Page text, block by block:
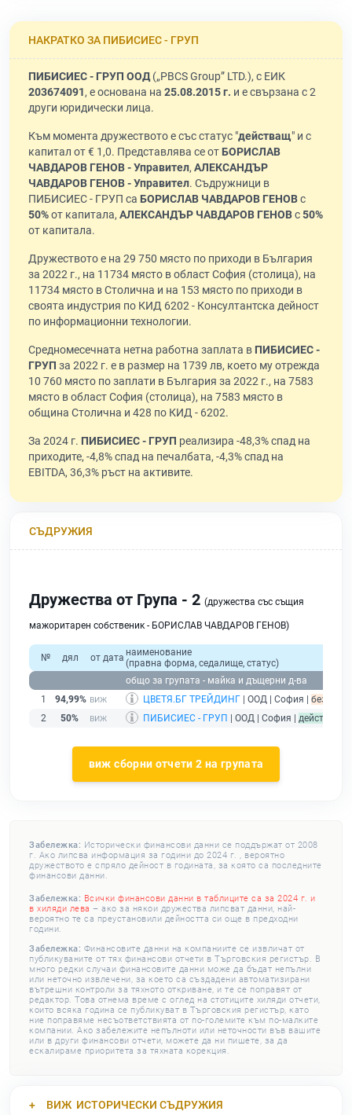
НАКРАТКО ЗА ПИБИСИЕС - ГРУП
ПИБИСИЕС - ГРУП ООД(„PBCS Group” LTD.), с ЕИК
203674091, е основана на 25.08.2015 г. и е свързана с 2
други юридически лица.
Към момента дружеството е със статус "действащ" и с
капитал от € 1,0. Представлява се отБОРИСЛАВ
ЧАВДАРОВ ГЕНОВ - Управител, АЛЕКСАНДЪР
ЧАВДАРОВ ГЕНОВ - Управител. Съдружници в
ПИБИСИЕС - ГРУП са БОРИСЛАВ ЧАВДАРОВ ГЕНОВс
50%от капитала, АЛЕКСАНДЪР ЧАВДАРОВ ГЕНОВс50%
от капитала.
Дружеството е на 29 750 място по приходи в България
за 2022 г., на 11734 място в област София (столица), на
11734 място в Столична и на 153 място по приходи в
своята индустрия по КИД 6202 - Консултантска дейност
по информационни технологии.
Средномесечната нетна работна заплата в ПИБИСИЕС -
ГРУП за 2022 г. е в размер на 1739 лв, което му отрежда
10 760 място по заплати в България за 2022 г., на 7583
място в област София (столица), на 7583 място в
община Столична и 428 по КИД - 6202.
За 2024 г. ПИБИСИЕС - ГРУП реализира -48,3% спад на
приходите, -4,8% спад на печалбата, -4,3% спад на
EBITDA, 36,3% ръст на активите.
СЪДРУЖИЯ
Дружества от Група - 2 (дружества със същия
мажоритарен собственик - БОРИСЛАВ ЧАВДАРОВ ГЕНОВ)
№ дял от дата наименование
(правна форма, седалище, статус)
общо за групата - майка и дъщерни д-ва
1
94,99% ЦВЕТЯ.БГ ТРЕЙДИНГ | ООД | София | без
2
50% ПИБИСИЕС - ГРУП | ООД | София | действащ
виж сборни отчети 2 на групата
Забележка: Исторически финансови данни се поддържат от 2008
г. Ако липсва информация за години до 2024 г. , вероятно
дружеството е спряло дейност в годината, за която са последните
финансови данни.
Забележка: Всички финансови данни в таблиците са за 2024 г. и
в хиляди лева – ако за някои дружества липсват данни, най-
вероятно те са преустановили дейността си още в предходни
години.
Забележка: Финансовите данни на компаниите се извличат от
публикуваните от тях финансови отчети в Търговския регистър. В
много редки случаи финансовите данни може да бъдат непълни
или неточно извлечени, за което са създадени автоматизирани
вътрешни контроли за тяхното откриване, и те се поправят от
редактор. Това отнема време с оглед на стотиците хиляди отчети,
които всяка година се публикуват в Търговския регистър, като
ние поправяме несъответствията от по-големите към по-малките
компании. Ако забележите непълноти или неточности във вашите
или в други финансови отчети, можете да ни пишете, за да
ескалираме приоритета за тяхната корекция.
ВИЖ ИСТОРИЧЕСКИ СЪДРУЖИЯ